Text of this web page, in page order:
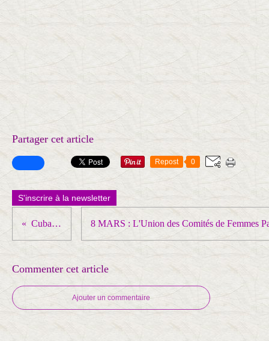
Partager cet article
Repost 0
S'inscrire à la newsletter
Cuba, miroir du monde
Commenter cet article
Ajouter un commentaire